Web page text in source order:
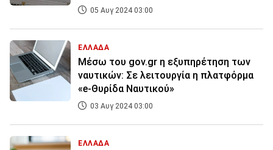
05 Αυγ 2024 03:00
ΕΛΛΑΔΑ
Μέσω του gov.gr η εξυπηρέτηση των
ναυτικών: Σε λειτουργία η πλατφόρμα
«e-Θυρίδα Ναυτικού»
03 Αυγ 2024 03:00
ΕΛΛΑΔΑ